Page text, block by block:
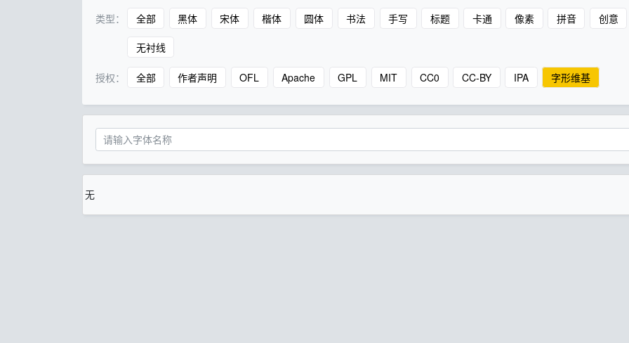
类型： 全部 黑体 宋体 楷体 圆体 书法 手写 标题 卡通 像素 拼音 创意
无衬线
授权： 全部 作者声明 OFL Apache GPL MIT CC0 CC-BY IPA 字形维基
无